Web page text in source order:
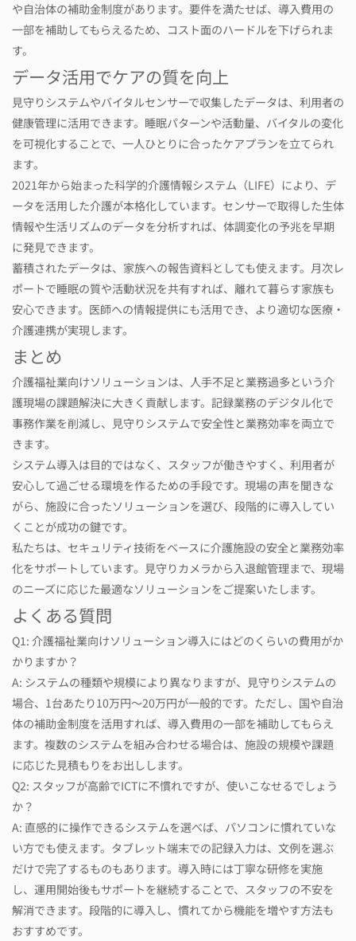
や自治体の補助金制度があります。要件を満たせば、導入費用の
一部を補助してもらえるため、コスト面のハードルを下げられま
す。
データ活用でケアの質を向上
見守りシステムやバイタルセンサーで収集したデータは、利用者の
健康管理に活用できます。睡眠パターンや活動量、バイタルの変化
を可視化することで、一人ひとりに合ったケアプランを立てられ
ます。
2021年から始まった科学的介護情報システム（LIFE）により、デ
ータを活用した介護が本格化しています。センサーで取得した生体
情報や生活リズムのデータを分析すれば、体調変化の予兆を早期
に発見できます。
蓄積されたデータは、家族への報告資料としても使えます。月次レ
ポートで睡眠の質や活動状況を共有すれば、離れて暮らす家族も
安心できます。医師への情報提供にも活用でき、より適切な医療・
介護連携が実現します。
まとめ
介護福祉業向けソリューションは、人手不足と業務過多という介
護現場の課題解決に大きく貢献します。記録業務のデジタル化で
事務作業を削減し、見守りシステムで安全性と業務効率を両立で
きます。
システム導入は目的ではなく、スタッフが働きやすく、利用者が
安心して過ごせる環境を作るための手段です。現場の声を聞きな
がら、施設に合ったソリューションを選び、段階的に導入してい
くことが成功の鍵です。
私たちは、セキュリティ技術をベースに介護施設の安全と業務効率
化をサポートしています。見守りカメラから入退館管理まで、現場
のニーズに応じた最適なソリューションをご提案いたします。
よくある質問
Q1: 介護福祉業向けソリューション導入にはどのくらいの費用がか
かりますか？
A: システムの種類や規模により異なりますが、見守りシステムの
場合、1台あたり10万円～20万円が一般的です。ただし、国や自治
体の補助金制度を活用すれば、導入費用の一部を補助してもらえ
ます。複数のシステムを組み合わせる場合は、施設の規模や課題
に応じた見積もりをお出しします。
Q2: スタッフが高齢でICTに不慣れですが、使いこなせるでしょう
か？
A: 直感的に操作できるシステムを選べば、パソコンに慣れていな
い方でも使えます。タブレット端末での記録入力は、文例を選ぶ
だけで完了するものもあります。導入時には丁寧な研修を実施
し、運用開始後もサポートを継続することで、スタッフの不安を
解消できます。段階的に導入し、慣れてから機能を増やす方法も
おすすめです。